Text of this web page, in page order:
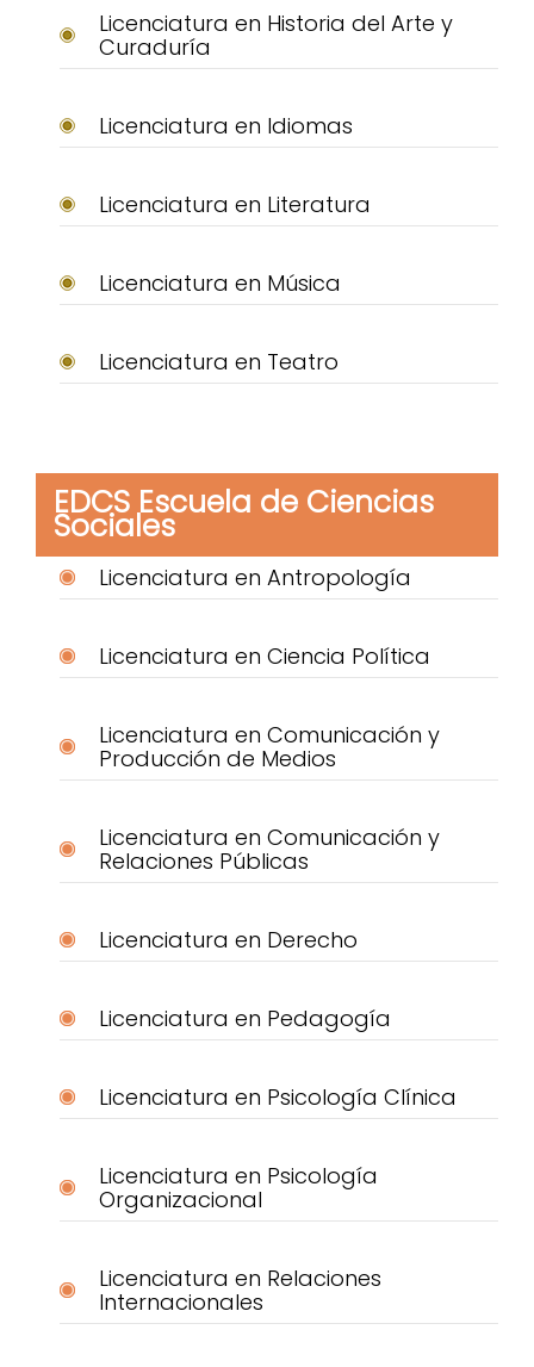
Licenciatura en Historia del Arte y
Curaduría
Licenciatura en Idiomas
Licenciatura en Literatura
Licenciatura en Música
Licenciatura en Teatro
EDCS Escuela de Ciencias
Sociales
Licenciatura en Antropología
Licenciatura en Ciencia Política
Licenciatura en Comunicación y
Producción de Medios
Licenciatura en Comunicación y
Relaciones Públicas
Licenciatura en Derecho
Licenciatura en Pedagogía
Licenciatura en Psicología Clínica
Licenciatura en Psicología
Organizacional
Licenciatura en Relaciones
Internacionales